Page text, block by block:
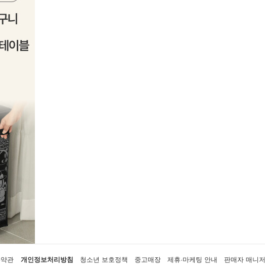
관 개인정보처리방침 청소년 보호정책 중고매장 제휴·마케팅 안내 판매자 매니저